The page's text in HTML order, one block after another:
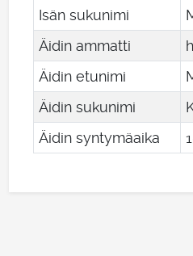
Isän sukunimi
Äidin ammatti
Äidin etunimi
Äidin sukunimi
Äidin syntymäaika